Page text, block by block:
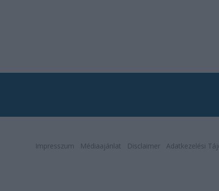
Impresszum Médiaajánlat Disclaimer Adatkezelési